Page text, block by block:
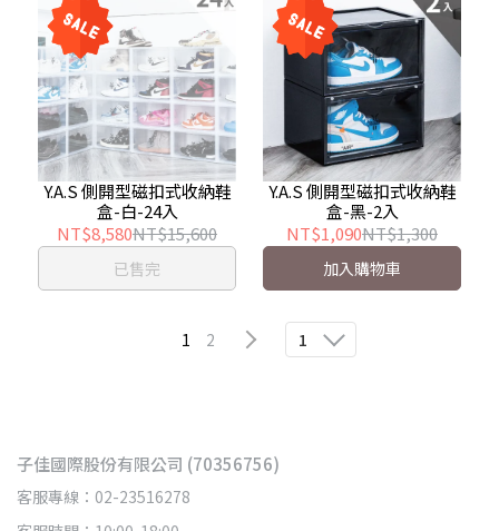
Y.A.S 側開型磁扣式收納鞋
盒-白-24入
NT$8,580NT$15,600
已售完
Y.A.S 側開型磁扣式收納鞋
盒-黑-2入
NT$1,090NT$1,300
加入購物車
1 2 1
子佳國際股份有限公司 (70356756)
客服專線：02-23516278